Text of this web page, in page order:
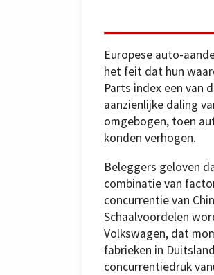
Europese auto-
het feit dat hun
Parts index een van
aanzienlijke daling
omgebogen, toen
konden verhogen.
Beleggers geloven
combinatie van
concurrentie van
Schaalvoordelen
Volkswagen, dat
fabrieken in
concurrentiedruk